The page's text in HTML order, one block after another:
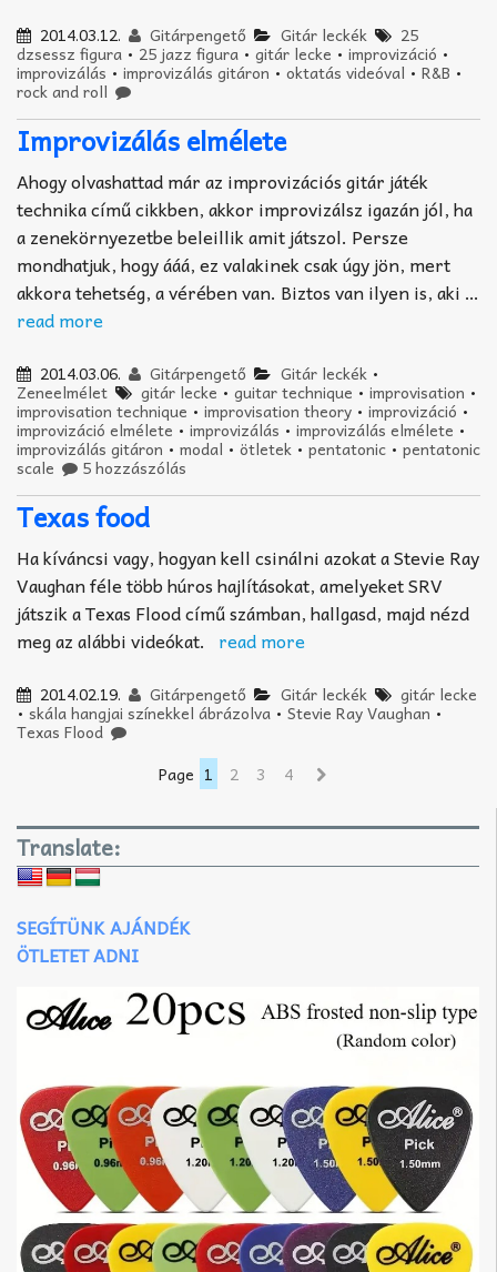
2014.03.12. Gitárpengető Gitár leckék 25
dzsessz figura • 25 jazz figura • gitár lecke • improvizáció •
improvizálás • improvizálás gitáron • oktatás videóval • R&B •
rock and roll
Improvizálás elmélete
Ahogy olvashattad már az improvizációs gitár játék
technika című cikkben, akkor improvizálsz igazán jól, ha
a zenekörnyezetbe beleillik amit játszol. Persze
mondhatjuk, hogy ááá, ez valakinek csak úgy jön, mert
akkora tehetség, a vérében van. Biztos van ilyen is, aki …
read more
2014.03.06. Gitárpengető Gitár leckék•
Zeneelmélet gitár lecke •guitar technique •improvisation •
improvisation technique • improvisation theory • improvizáció •
improvizáció elmélete • improvizálás • improvizálás elmélete •
improvizálás gitáron • modal • ötletek • pentatonic • pentatonic
scale 5 hozzászólás
Texas food
Ha kíváncsi vagy, hogyan kell csinálni azokat a Stevie Ray
Vaughan féle több húros hajlításokat, amelyeket SRV
játszik a Texas Flood című számban, hallgasd, majd nézd
meg az alábbi videókat. read more
2014.02.19. Gitárpengető Gitár leckék gitár lecke
• skála hangjai színekkel ábrázolva • Stevie Ray Vaughan •
Texas Flood
Page 1 2 3 4
Translate:
SEGÍTÜNK AJÁNDÉK
ÖTLETET ADNI